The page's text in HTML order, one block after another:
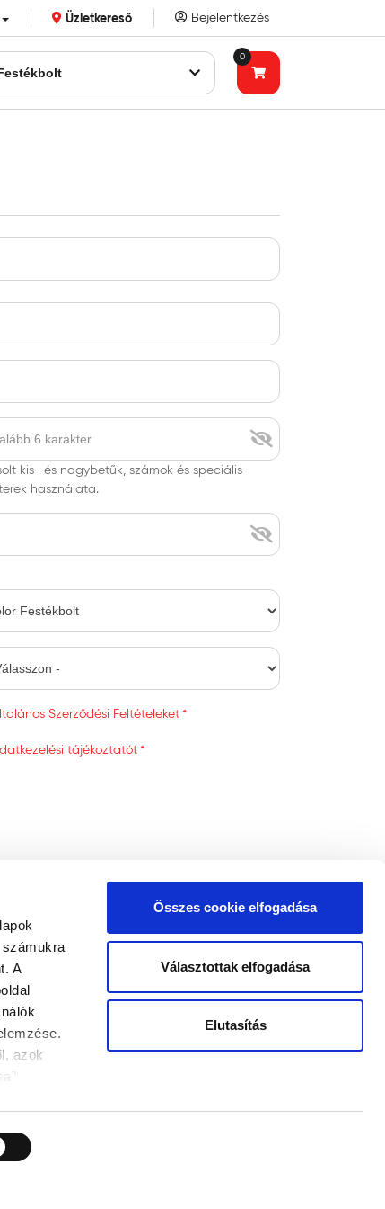
A
azok
kívül az
és
Összes cookie elfogadása
Választottak elfogadása
Elutasítás
Üzletkereső Bejelentkezés
0
bizalmát!
kis- és nagybetűk, számok és speciális
használata.
Szerződési Feltételeket
tájékoztatót
INFORMÁCIÓK
Adatvédelmi szabályzat